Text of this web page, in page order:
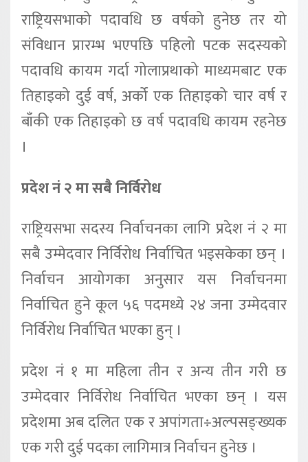
राष्ट्रियसभाको पदावधि छ वर्षको हुनेछ तर यो
संविधान प्रारम्भ भएपछि पहिलो पटक सदस्यको
पदावधि कायम गर्दा गोलाप्रथाको माध्यमबाट एक
तिहाइको दुई वर्ष, अर्को एक तिहाइको चार वर्ष र
बाँकी एक तिहाइको छ वर्ष पदावधि कायम रहनेछ
।
प्रदेश नं २ मा सबै निर्विरोध
राष्ट्रियसभा सदस्य निर्वाचनका लागि प्रदेश नं २ मा
सबै उम्मेदवार निर्विरोध निर्वाचित भइसकेका छन् ।
निर्वाचन आयोगका अनुसार यस निर्वाचनमा
निर्वाचित हुने कूल ५६ पदमध्ये २४ जना उम्मेदवार
निर्विरोध निर्वाचित भएका हुन् ।
प्रदेश नं १ मा महिला तीन र अन्य तीन गरी छ
उम्मेदवार निर्विरोध निर्वाचित भएका छन् । यस
प्रदेशमा अब दलित एक र अपांगता÷अल्पसङ्ख्यक
एक गरी दुई पदका लागिमात्र निर्वाचन हुनेछ ।